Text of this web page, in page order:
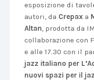
esposizione di
autori, da Crepax a
Altan, prodotta da
collaborazione con
e alle 17.30 con il
jazz italiano per
nuovi spazi per il